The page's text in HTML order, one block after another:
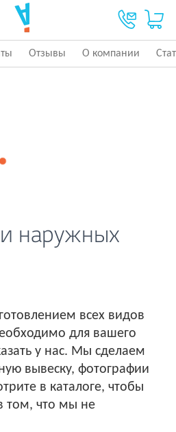
Отзывы О компании
наружных
всех видов
для вашего
у нас. Мы сделаем
вывеску, фотографии
в каталоге, чтобы
том, что мы не